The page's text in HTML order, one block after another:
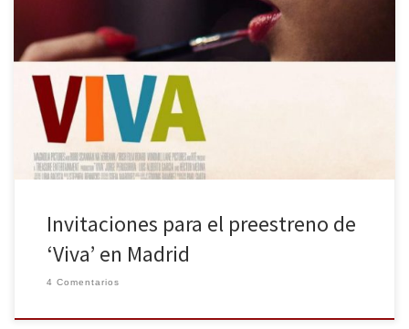
Nuestra fructífera colaboración con los premios Blogos De Oro
sigue dando su fruto, y como viene siendo habitual últimamente
lo hace a través de regalos para nuestros lectores. Por fin llega el
momento de que les toque algo a los madrileños, tras un par de
estrenos en Barcelona. Esta vez, […]
Invitaciones para el preestreno de
‘Viva’ en Madrid
4 Comentarios